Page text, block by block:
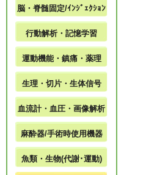
脳・脊髄固定/ｲﾝｼﾞｪｸｼｮﾝ
行動解析・記憶学習
運動機能・鎮痛・薬理
生理・切片・生体信号
血流計・血圧・画像解析
麻酔器/手術時使用機器
魚類・生物(代謝･運動)